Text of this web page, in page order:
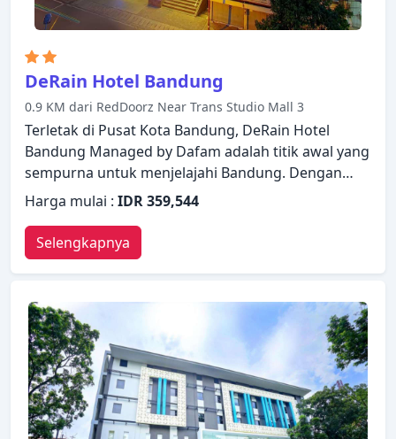
DeRain Hotel Bandung
0.9 KM dari RedDoorz Near Trans Studio Mall 3
Terletak di Pusat Kota Bandung, DeRain Hotel
Bandung Managed by Dafam adalah titik awal yang
sempurna untuk menjelajahi Bandung. Dengan
daftar fasilitas yang lengkap, tamu akan
merasakan pengalaman menginap di properti yang
nyaman. Manfaatkan layanan kamar 24 jam,
satpam 24 jam, layanan kebersihan harian,
resepsionis 24 jam, penyimpanan barang yang ada
di properti ini. Setiap kamar didesain dengan
elegan dan dilengkapi dengan fasilitas yang
berguna. Hibur diri Anda dengan fasilitas rekreasi
di properti, termasuk spa, pijat, karaoke. Apa pun
alasan Anda mengunjungi Bandung, DeRain Hotel
Bandung Managed by Dafam akan membuat Anda
langsung merasa seperti di rumah.
Harga mulai : IDR 359,544
Selengkapnya